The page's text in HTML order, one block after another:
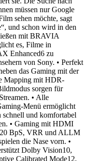
müssen nur Google
sehen möchte, sagt
und schon wird in den
mit BRAVIA
es, Filme in
Enhanced6 zu
von Sony. • Perfekt
das Gaming mit der
Mapping mit HDR-
sorgen für
• Alle
Menü ermöglicht
und komfortabel
• Gaming mit HDMI
BpS, VRR und ALLM
die Nase vorn. •
Dolby Vision10,
Calibrated Mode12,